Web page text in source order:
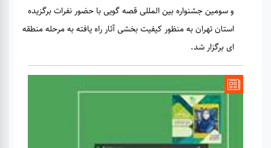
و سومین جشنواره بین المللی قصه گویی با حضور نفرات برگزیده
استان تهران به منظور کیفیت بخشی آثار راه یافته به مرحله منطقه
ای برگزار شد.